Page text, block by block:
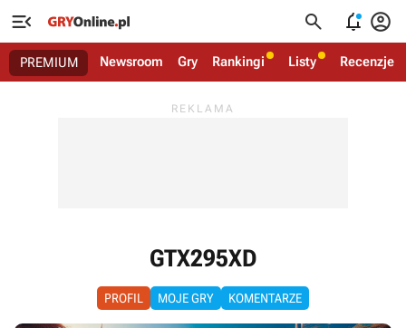
   
PREMIUM Newsroom Gry Rankingi Listy Recenzje
GTX295XD
PROFIL MOJE GRY KOMENTARZE